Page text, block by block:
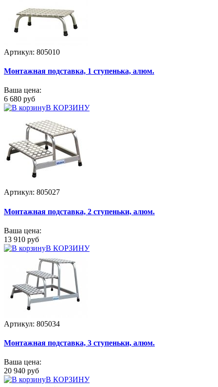
Артикул: 805010
Монтажная подставка, 1 ступенька, алюм.
Ваша цена:
6 680 руб
В КОРЗИНУ
Артикул: 805027
Монтажная подставка, 2 ступеньки, алюм.
Ваша цена:
13 910 руб
В КОРЗИНУ
Артикул: 805034
Монтажная подставка, 3 ступеньки, алюм.
Ваша цена:
20 940 руб
В КОРЗИНУ